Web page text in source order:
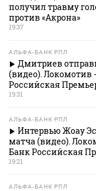
получил травму
против «Акрона»
19:37
АЛЬФА-БАНК РПЛ
Дмитриев
(видео). Локомотив
Российская
19:31
АЛЬФА-БАНК РПЛ
Интервью Жоау
матча (видео).
Банк Российская
19:21
АЛЬФА-БАНК РПЛ